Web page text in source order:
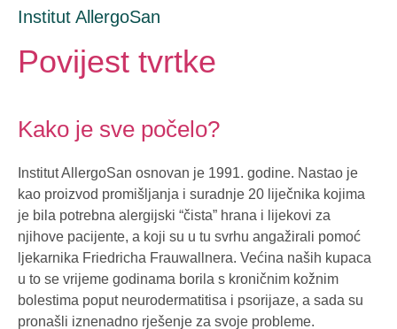
Institut AllergoSan
Povijest tvrtke
Kako je sve počelo?
Institut AllergoSan osnovan je 1991. godine. Nastao je
kao proizvod promišljanja i suradnje 20 liječnika kojima
je bila potrebna alergijski “čista” hrana i lijekovi za
njihove pacijente, a koji su u tu svrhu angažirali pomoć
ljekarnika Friedricha Frauwallnera. Većina naših kupaca
u to se vrijeme godinama borila s kroničnim kožnim
bolestima poput neurodermatitisa i psorijaze, a sada su
pronašli iznenadno rješenje za svoje probleme.